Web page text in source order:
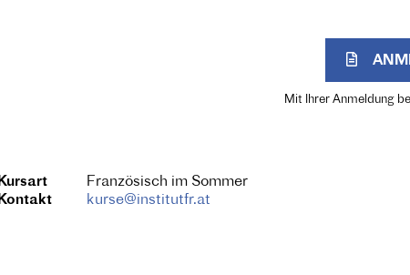
Mit Ihrer Anmeldung
Kursart
Französisch im Sommer
Kontakt
kurse@institutfr.at